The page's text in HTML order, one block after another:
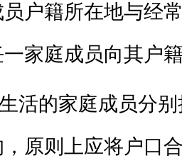
户籍所在地与经
家庭成员向其户
活的家庭成员分
原则上应将户口